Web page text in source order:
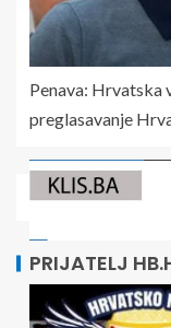
Penava: Hrvatska
preglasavanje
PRIJATELJ